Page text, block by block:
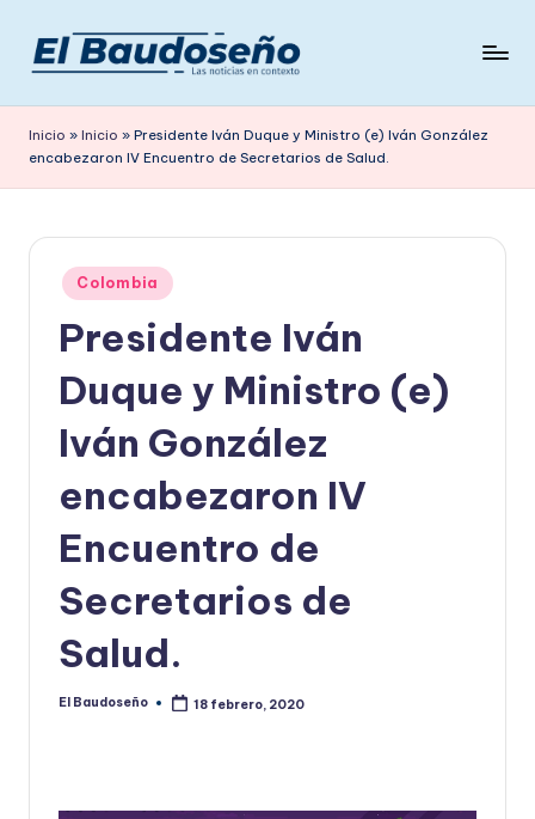
Saltar
contenido
e
ri
d
en
Inicio » Inicio » Presidente Iván Duque y Ministro (e) Iván González
encabezaron IV Encuentro de Secretarios de Salud.
Publicado
en
Colombia
Presidente Iván
Duque y Ministro (e)
Iván González
encabezaron IV
Encuentro de
Secretarios de
Salud.
Publicado
El Baudoseño 18 febrero, 2020